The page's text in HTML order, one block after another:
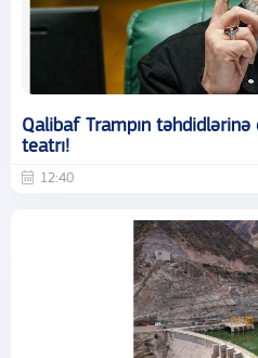
Qalibaf Trampın təhdidlərinə
teatrı!
12:40